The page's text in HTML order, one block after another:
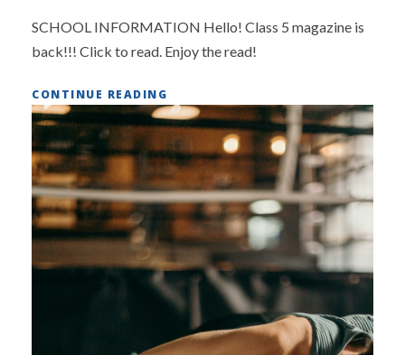
SCHOOL INFORMATION Hello! Class 5 magazine is
back!!! Click to read. Enjoy the read!
CONTINUE READING